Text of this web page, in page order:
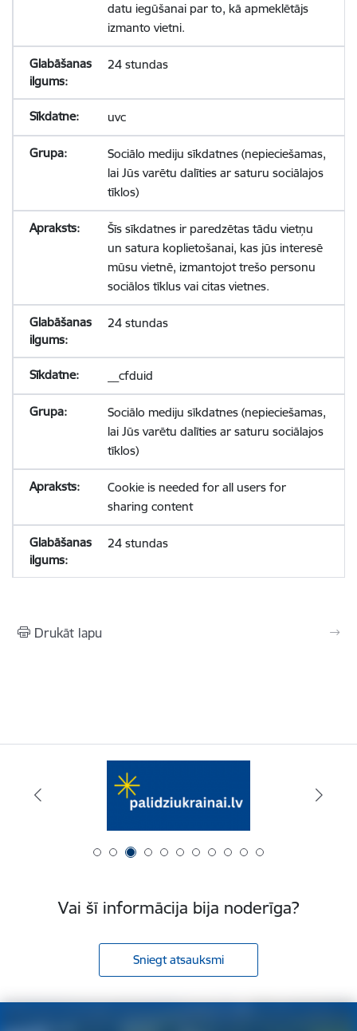
datu iegūšanai par to, kā apmeklētājs
izmanto vietni.
24 stundas
uvc
Sociālo mediju sīkdatnes (nepieciešamas,
lai Jūs varētu dalīties ar saturu sociālajos
tīklos)
Šīs sīkdatnes ir paredzētas tādu vietņu
un satura koplietošanai, kas jūs interesē
mūsu vietnē, izmantojot trešo personu
sociālos tīklus vai citas vietnes.
24 stundas
__cfduid
Sociālo mediju sīkdatnes (nepieciešamas,
lai Jūs varētu dalīties ar saturu sociālajos
tīklos)
Cookie is needed for all users for
sharing content
24 stundas
Drukāt lapu
Vai šī informācija bija noderīga?
Sniegt atsauksmi